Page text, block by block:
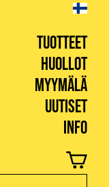
TUOTTEET
HUOLLOT
MYYMÄLÄ
UUTISET
INFO